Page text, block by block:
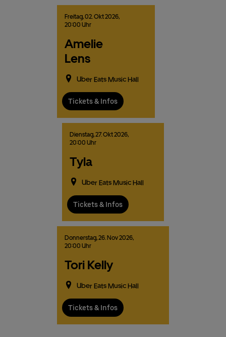
Freitag,02. Okt2026,
20:00 Uhr
Amelie
Lens
Uber Eats Music Hall
Tickets & Infos
Dienstag,27.Okt2026,
20:00 Uhr
Tyla
Uber Eats Music Hall
Tickets & Infos
Donnerstag,26. Nov2026,
20:00 Uhr
Tori Kelly
Uber Eats Music Hall
Tickets & Infos